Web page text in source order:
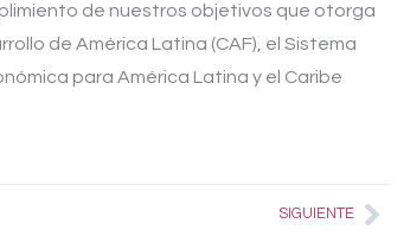
de nuestros objetivos que otorga
de América Latina (CAF), el Sistema
para América Latina y el Caribe
SIGUIENTENext